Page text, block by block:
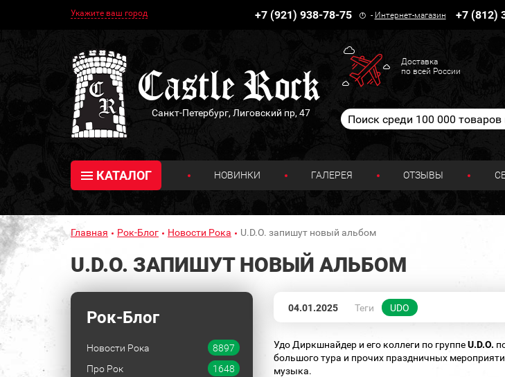
Укажите ваш город +7 (921) 938-78-75 - Интернет-магазин +7 (812)
Санкт-Петербург, Лиговский пр, 47
Доставка
по всей России
КАТАЛОГ НОВИНКИ ГАЛЕРЕЯ ОТЗЫВЫ
Главная Рок-Блог Новости Рока U.D.O. запишут новый альбом
U.D.O. ЗАПИШУТ НОВЫЙ АЛЬБОМ
Рок-Блог
Новости Рока
8897
Про Рок
1648
04.01.2025 Теги UDO
Удо Диркшнайдер и его коллеги по группеU.D.O.
большого тура и прочих праздничных
музыка.